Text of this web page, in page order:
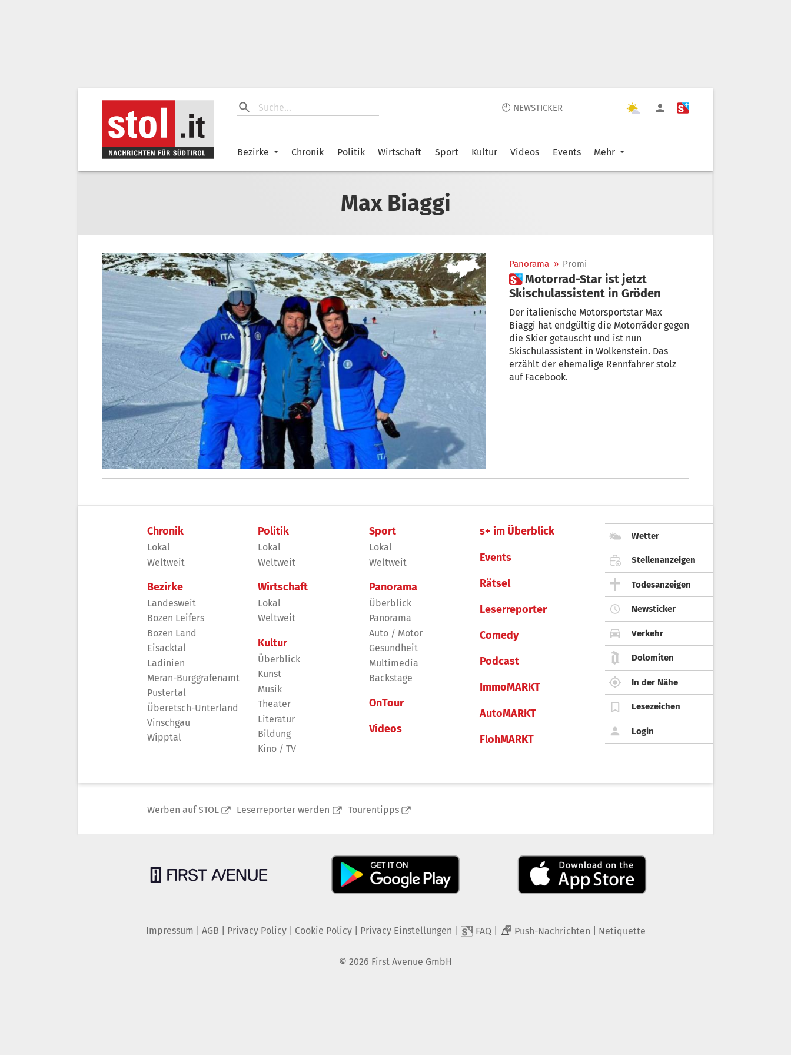
🕙 NEWSTICKER | |
Bezirke Chronik Politik Wirtschaft Sport Kultur Videos Events Mehr
Max Biaggi
Panorama » Promi
 Motorrad-Star ist jetzt
Skischulassistent in Gröden
Der italienische Motorsportstar Max
Biaggi hat endgültig die Motorräder gegen
die Skier getauscht und ist nun
Skischulassistent in Wolkenstein. Das
erzählt der ehemalige Rennfahrer stolz
auf Facebook.
Chronik
Lokal
Weltweit
Bezirke
Landesweit
Bozen Leifers
Bozen Land
Eisacktal
Ladinien
Meran-Burggrafenamt
Pustertal
Überetsch-Unterland
Vinschgau
Wipptal
Politik
Lokal
Weltweit
Wirtschaft
Lokal
Weltweit
Kultur
Überblick
Kunst
Musik
Theater
Literatur
Bildung
Kino / TV
Sport
Lokal
Weltweit
Panorama
Überblick
Panorama
Auto / Motor
Gesundheit
Multimedia
Backstage
OnTour
Videos
s+ im Überblick
Events
Rätsel
Leserreporter
Comedy
Podcast
ImmoMARKT
AutoMARKT
FlohMARKT
Wetter
Stellenanzeigen
Todesanzeigen
Newsticker
Verkehr
Dolomiten
In der Nähe
Lesezeichen
Login
Werben auf STOL Leserreporter werden Tourentipps
Impressum AGB Privacy Policy| Cookie Policy| Privacy Einstellungen FAQ 2 Push-Nachrichten Netiquette
© 2026 First Avenue GmbH